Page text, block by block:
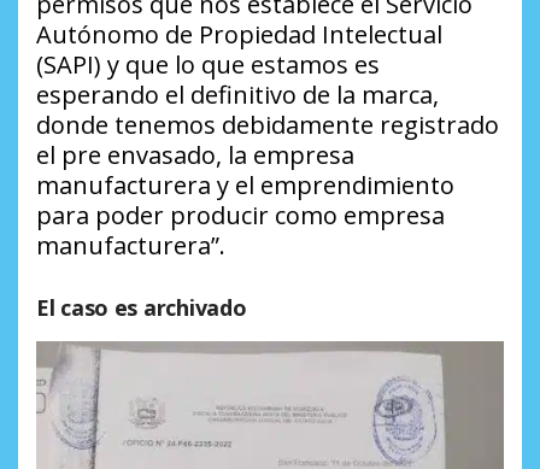
Autónomo de Propiedad Intelectual
(SAPI) y que lo que estamos es
esperando el definitivo de la marca,
donde tenemos debidamente registrado
el pre envasado, la empresa
manufacturera y el emprendimiento
para poder producir como empresa
manufacturera”.
El caso es archivado